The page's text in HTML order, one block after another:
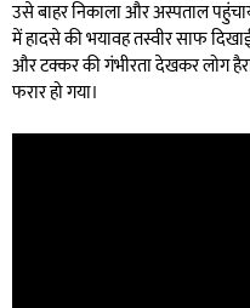
उसे बाहर निकाला और अस्पताल
में हादसे की भयावह तस्वीर साफ
और टक्कर की गंभीरता देखकर लोग
फरार हो गया।